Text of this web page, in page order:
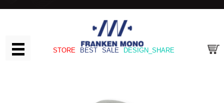
STORE BEST SALE DESIGN_SHARE